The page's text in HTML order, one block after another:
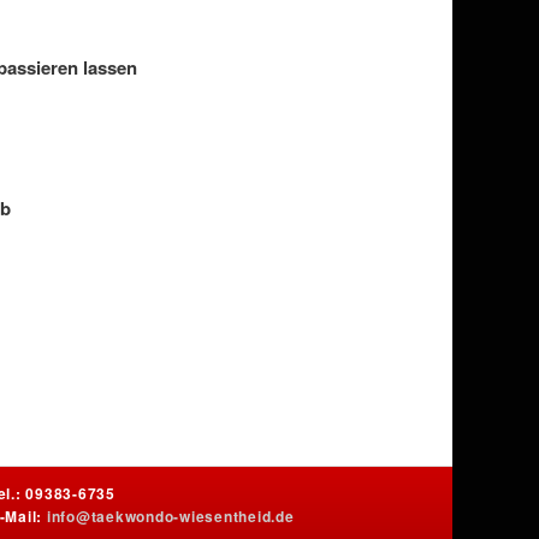
lassen
09383-6735
Mail: info@taekwondo-wiesentheid.de